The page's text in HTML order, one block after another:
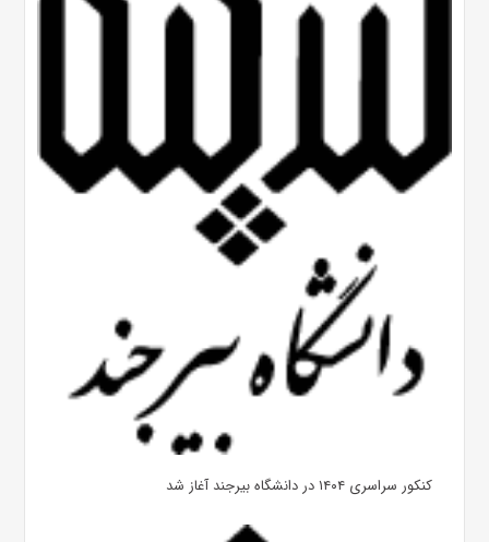
کنکور سراسری ۱۴۰۴ در دانشگاه بیرجند آغاز شد